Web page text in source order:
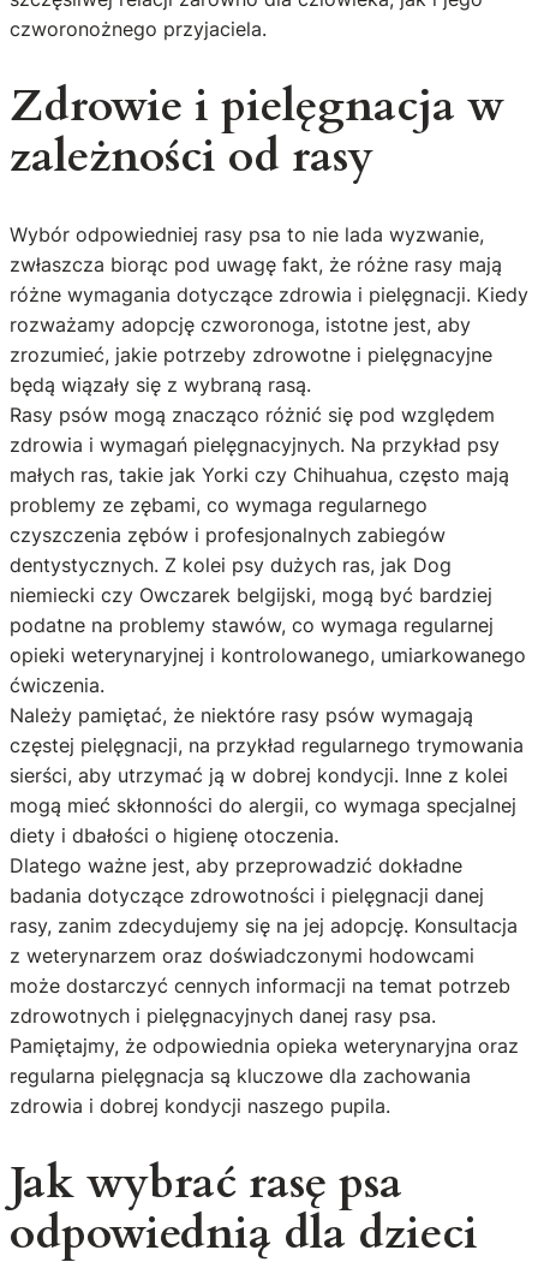
czworonożnego przyjaciela.
Zdrowie i pielęgnacja w
zależności od rasy
Wybór odpowiedniej rasy psa to nie lada wyzwanie,
zwłaszcza biorąc pod uwagę fakt, że różne rasy mają
różne wymagania dotyczące zdrowia i pielęgnacji. Kiedy
rozważamy adopcję czworonoga, istotne jest, aby
zrozumieć, jakie potrzeby zdrowotne i pielęgnacyjne
będą wiązały się z wybraną rasą.
Rasy psów mogą znacząco różnić się pod względem
zdrowia i wymagań pielęgnacyjnych. Na przykład psy
małych ras, takie jak Yorki czy Chihuahua, często mają
problemy ze zębami, co wymaga regularnego
czyszczenia zębów i profesjonalnych zabiegów
dentystycznych. Z kolei psy dużych ras, jak Dog
niemiecki czy Owczarek belgijski, mogą być bardziej
podatne na problemy stawów, co wymaga regularnej
opieki weterynaryjnej i kontrolowanego, umiarkowanego
ćwiczenia.
Należy pamiętać, że niektóre rasy psów wymagają
częstej pielęgnacji, na przykład regularnego trymowania
sierści, aby utrzymać ją w dobrej kondycji. Inne z kolei
mogą mieć skłonności do alergii, co wymaga specjalnej
diety i dbałości o higienę otoczenia.
Dlatego ważne jest, aby przeprowadzić dokładne
badania dotyczące zdrowotności i pielęgnacji danej
rasy, zanim zdecydujemy się na jej adopcję. Konsultacja
z weterynarzem oraz doświadczonymi hodowcami
może dostarczyć cennych informacji na temat potrzeb
zdrowotnych i pielęgnacyjnych danej rasy psa.
Pamiętajmy, że odpowiednia opieka weterynaryjna oraz
regularna pielęgnacja są kluczowe dla zachowania
zdrowia i dobrej kondycji naszego pupila.
Jak wybrać rasę psa
odpowiednią dla dzieci